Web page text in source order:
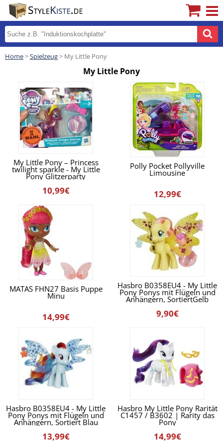
Home>Spielzeug> My Little Pony
My Little Pony
My Little Pony – Princess
twilight sparkle - My Little
Pony Glitzerparty
10,99€
Polly Pocket Pollyville
Limousine
12,99€
MATAS FHN27 Basis Puppe
Minu
14,99€
Hasbro B0358EU4 - My Little
Pony Ponys mit Flügeln und
Anhängern, SortiertGelb
9,90€
Hasbro B0358EU4 - My Little
Pony Ponys mit Flügeln und
Anhängern, Sortiert Blau
13,99€
Hasbro My Little Pony Rarität
C1457 / B3602 | Rarity das
Pony
14,99€